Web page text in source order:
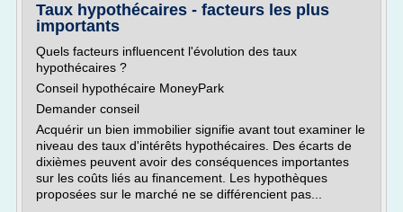
Taux hypothécaires - facteurs les plus
importants
Quels facteurs influencent l'évolution des taux
hypothécaires ?
Conseil hypothécaire MoneyPark
Demander conseil
Acquérir un bien immobilier signifie avant tout examiner le
niveau des taux d'intérêts hypothécaires. Des écarts de
dixièmes peuvent avoir des conséquences importantes
sur les coûts liés au financement. Les hypothèques
proposées sur le marché ne se différencient pas...